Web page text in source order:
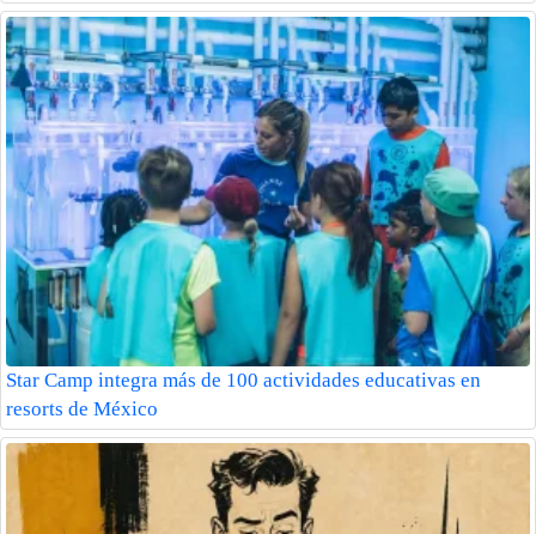
Star Camp integra más de 100 actividades educativas en
resorts de México